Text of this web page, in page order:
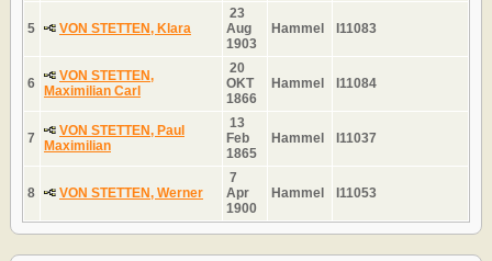
5 VON STETTEN, Klara
23
Aug
1903
Hammel I11083
6
VON STETTEN,
Maximilian Carl
20
OKT
1866
Hammel I11084
7
VON STETTEN, Paul
Maximilian
13
Feb
1865
Hammel I11037
8 VON STETTEN, Werner
7
Apr
1900
Hammel I11053